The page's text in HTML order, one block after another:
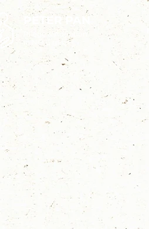
PETER PAN
Pflege & Adoption
in NÖ G.m.b.H